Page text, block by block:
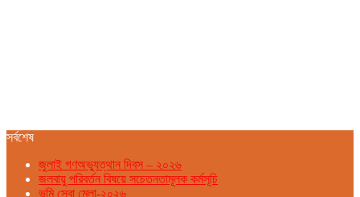
সর্বশেষ
জুলাই গণঅভ্যুত্থান দিবস – ২০২৬
জলবায়ু পরিবর্তন বিষয়ে সচেতনতামূলক কর্মসূচি
ভূমি সেবা মেলা-২০২৬